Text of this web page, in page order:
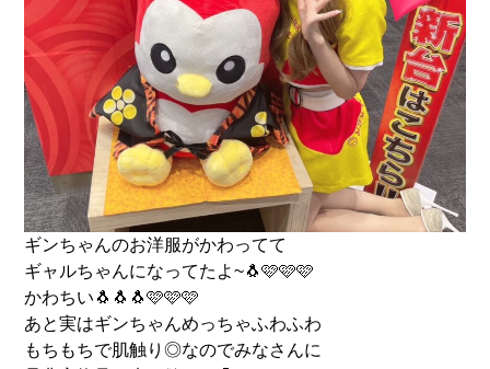
ギンちゃんのお洋服がかわってて
ギャルちゃんになってたよ~🐧🩷🩷🩷
かわちい🐧🐧🐧🩷🩷🩷
あと実はギンちゃんめっちゃふわふわ
もちもちで肌触り◎なのでみなさんに